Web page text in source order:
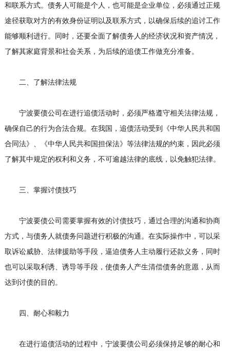
和联系方式。债务人可能是个人，也可能是企业单位，必须通过正规
途径获取对方的有效身份证明以及联系方式，以确保后续的追讨工作
能够顺利进行。同时，还要全面了解债务人的经济状况和资产情况，
了解其家庭背景和社会关系，为后续的追债工作做充分准备。
二、了解法律法规
宁波要债公司在进行追债活动时，必须严格遵守相关法律法规，
确保自己的行为合法合规。在我国，追债活动受到《中华人民共和国
合同法》、《中华人民共和国担保法》等法律法规的约束，因此必须
了解其中规定的权利和义务，不可逾越法律的底线，以免触犯法律。
三、掌握讨债技巧
宁波要债公司需要掌握有效的讨债技巧，通过合理的沟通和协商
方式，与债务人就债务问题进行积极的沟通。在实际操作中，可以采
取诉讼威胁、法律援助等手段，逼迫债务人主动履行还款义务，同时
也可以采取利诱、诱导等手段，使债务人产生清偿债务的意愿，从而
达到讨债的目的。
四、耐心和毅力
在进行追债活动的过程中，宁波要债公司必须保持足够的耐心和